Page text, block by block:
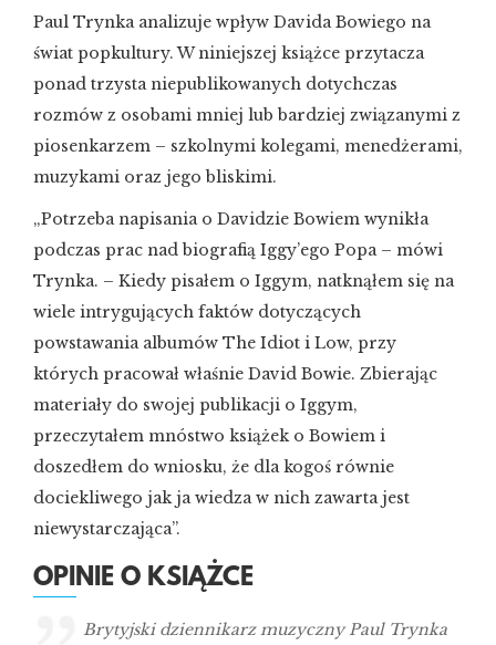
Paul Trynka analizuje wpływ Davida Bowiego na
świat popkultury. W niniejszej książce przytacza
ponad trzysta niepublikowanych dotychczas
rozmów z osobami mniej lub bardziej związanymi z
piosenkarzem – szkolnymi kolegami, menedżerami,
muzykami oraz jego bliskimi.
„Potrzeba napisania o Davidzie Bowiem wynikła
podczas prac nad biografią Iggy’ego Popa – mówi
Trynka. – Kiedy pisałem o Iggym, natknąłem się na
wiele intrygujących faktów dotyczących
powstawania albumów The Idiot i Low, przy
których pracował właśnie David Bowie. Zbierając
materiały do swojej publikacji o Iggym,
przeczytałem mnóstwo książek o Bowiem i
doszedłem do wniosku, że dla kogoś równie
dociekliwego jak ja wiedza w nich zawarta jest
niewystarczająca”.
OPINIE O KSIĄŻCE
Brytyjski dziennikarz muzyczny Paul Trynka